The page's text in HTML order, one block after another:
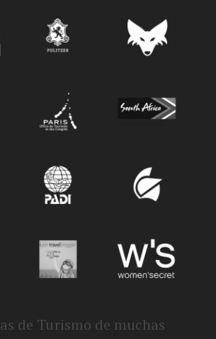
de Turismo de muchas